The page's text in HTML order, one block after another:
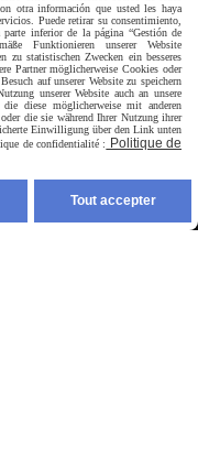
France
otra información que usted les haya
Puede retirar su consentimiento,
inferior de la página “Gestión de
Funktionieren unserer Website
zu statistischen Zwecken ein besseres
Partner möglicherweise Cookies oder
auf unserer Website zu speichern
unserer Website auch an unsere
diese möglicherweise mit anderen
die sie während Ihrer Nutzung ihrer
Einwilligung über den Link unten
de confidentialité :
Politique de
Tout accepter